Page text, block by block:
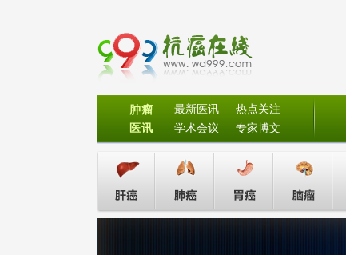
肿瘤
医讯
最新医讯
热点关注
学术会议
专家博文